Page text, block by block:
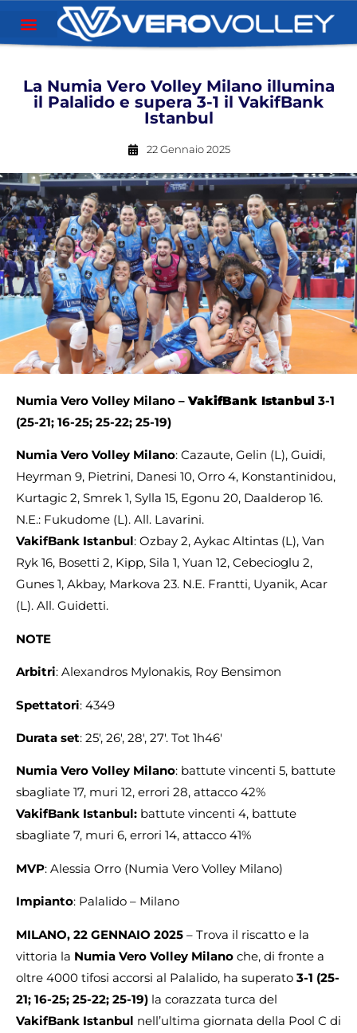
La Numia Vero Volley Milano illumina
il Palalido e supera 3-1 il VakifBank
Istanbul
22 Gennaio 2025
Numia Vero Volley Milano – VakifBank Istanbul 3-1
(25-21; 16-25; 25-22; 25-19)
Numia Vero Volley Milano: Cazaute, Gelin (L), Guidi,
Heyrman 9, Pietrini, Danesi 10, Orro 4, Konstantinidou,
Kurtagic 2, Smrek 1, Sylla 15, Egonu 20, Daalderop 16.
N.E.: Fukudome (L). All. Lavarini.
VakifBank Istanbul: Ozbay 2, Aykac Altintas (L), Van
Ryk 16, Bosetti 2, Kipp, Sila 1, Yuan 12, Cebecioglu 2,
Gunes 1, Akbay, Markova 23. N.E. Frantti, Uyanik, Acar
(L). All. Guidetti.
NOTE
Arbitri: Alexandros Mylonakis, Roy Bensimon
Spettatori: 4349
Durata set: 25′, 26′, 28′, 27′. Tot 1h46′
Numia Vero Volley Milano: battute vincenti 5, battute
sbagliate 17, muri 12, errori 28, attacco 42%
VakifBank Istanbul: battute vincenti 4, battute
sbagliate 7, muri 6, errori 14, attacco 41%
MVP: Alessia Orro (Numia Vero Volley Milano)
Impianto: Palalido – Milano
MILANO, 22 GENNAIO 2025 – Trova il riscatto e la
vittoria la Numia Vero Volley Milano che, di fronte a
oltre 4000 tifosi accorsi al Palalido, ha superato 3-1 (25-
21; 16-25; 25-22; 25-19) la corazzata turca del
VakifBank Istanbul nell’ultima giornata della Pool C di